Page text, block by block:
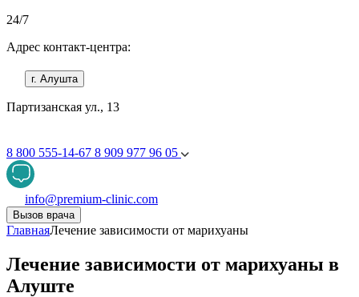
24/7
Адрес контакт-центра:
г. Алушта
Партизанская ул., 13
8 800 555-14-67 8 909 977 96 05
info@premium-clinic.com
Вызов врача
ГлавнаяЛечение зависимости от марихуаны
Лечение зависимости от марихуаны в
Алуште